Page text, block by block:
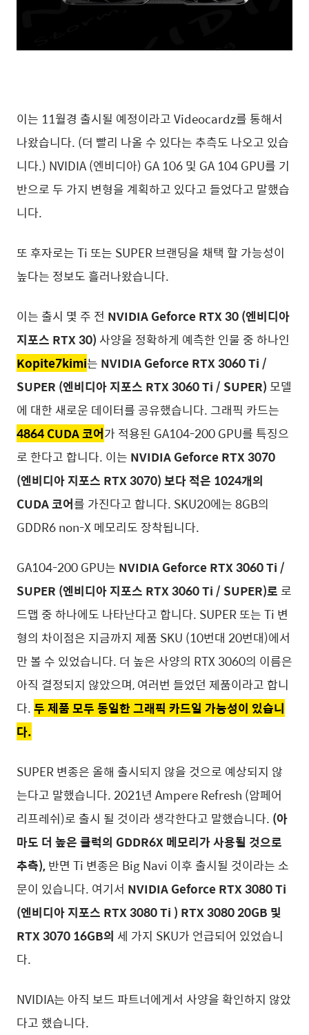
이는 11월경 출시될 예정이라고 Videocardz를 통해서
나왔습니다. (더 빨리 나올 수 있다는 추측도 나오고 있습
니다.) NVIDIA (엔비디아) GA 106 및 GA 104 GPU를 기
반으로 두 가지 변형을 계획하고 있다고 들었다고 말했습
니다.
또 후자로는 Ti 또는 SUPER 브랜딩을 채택 할 가능성이
높다는 정보도 흘러나왔습니다.
이는 출시 몇 주 전 NVIDIA Geforce RTX 30 (엔비디아
지포스 RTX 30) 사양을 정확하게 예측한 인물 중 하나인
Kopite7kimi는 NVIDIA Geforce RTX 3060 Ti /
SUPER (엔비디아 지포스 RTX 3060 Ti / SUPER) 모델
에 대한 새로운 데이터를 공유했습니다. 그래픽 카드는
4864 CUDA 코어가 적용된 GA104-200 GPU를 특징으
로 한다고 합니다. 이는 NVIDIA Geforce RTX 3070
(엔비디아 지포스 RTX 3070) 보다 적은 1024개의
CUDA 코어를 가진다고 합니다. SKU20에는 8GB의
GDDR6 non-X 메모리도 장착됩니다.
GA104-200 GPU는 NVIDIA Geforce RTX 3060 Ti /
SUPER (엔비디아 지포스 RTX 3060 Ti / SUPER)로로
드맵 중 하나에도 나타난다고 합니다. SUPER 또는 Ti 변
형의 차이점은 지금까지 제품 SKU (10번대 20번대)에서
만 볼 수 있었습니다. 더 높은 사양의 RTX 3060의 이름은
아직 결정되지 않았으며, 여러번 들었던 제품이라고 합니
다.두 제품 모두 동일한 그래픽 카드일 가능성이 있습니
다.
SUPER 변종은 올해 출시되지 않을 것으로 예상되지 않
는다고 말했습니다. 2021년 Ampere Refresh (암페어
리프레쉬)로 출시 될 것이라 생각한다고 말했습니다. (아
마도 더 높은 클럭의 GDDR6X 메모리가 사용될 것으로
추측),반면 Ti 변종은 Big Navi 이후 출시될 것이라는 소
문이 있습니다. 여기서 NVIDIA Geforce RTX 3080 Ti
(엔비디아 지포스 RTX 3080 Ti ) RTX 3080 20GB 및
RTX 3070 16GB의 세 가지 SKU가 언급되어 있었습니
다.
NVIDIA는 아직 보드 파트너에게서 사양을 확인하지 않았
다고 했습니다.